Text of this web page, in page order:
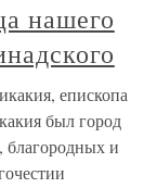
нашего
епископа
был город
благородных и